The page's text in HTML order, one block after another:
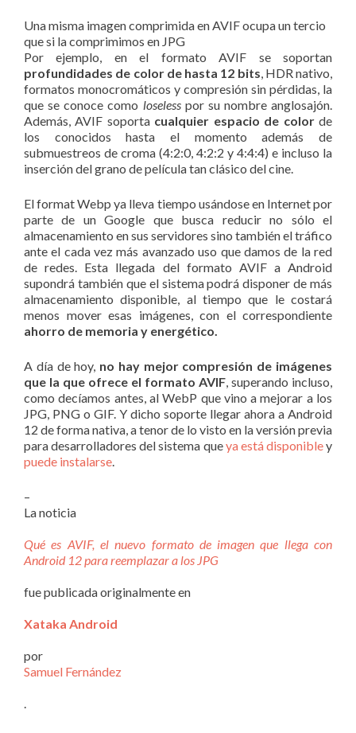
Una misma imagen comprimida en AVIF ocupa un tercio
que si la comprimimos en JPG
Por ejemplo, en el formato AVIF se soportan
profundidades de color de hasta 12 bits, HDR nativo,
formatos monocromáticos y compresión sin pérdidas, la
que se conoce como loselesspor su nombre anglosajón.
Además, AVIF soporta cualquier espacio de colorde
los conocidos hasta el momento además de
submuestreos de croma (4:2:0, 4:2:2 y 4:4:4) e incluso la
inserción del grano de película tan clásico del cine.
El format Webp ya lleva tiempo usándose en Internet por
parte de un Google que busca reducir no sólo el
almacenamiento en sus servidores sino también el tráfico
ante el cada vez más avanzado uso que damos de la red
de redes. Esta llegada del formato AVIF a Android
supondrá también que el sistema podrá disponer de más
almacenamiento disponible, al tiempo que le costará
menos mover esas imágenes, con el correspondiente
ahorro de memoria y energético.
A día de hoy, no hay mejor compresión de imágenes
que la que ofrece el formato AVIF, superando incluso,
como decíamos antes, al WebP que vino a mejorar a los
JPG, PNG o GIF. Y dicho soporte llegar ahora a Android
12 de forma nativa, a tenor de lo visto en la versión previa
para desarrolladores del sistema queya está disponibley
puede instalarse.
–
La noticia
Qué es AVIF, el nuevo formato de imagen que llega con
Android 12 para reemplazar a los JPG
fue publicada originalmente en
Xataka Android
por
Samuel Fernández
.